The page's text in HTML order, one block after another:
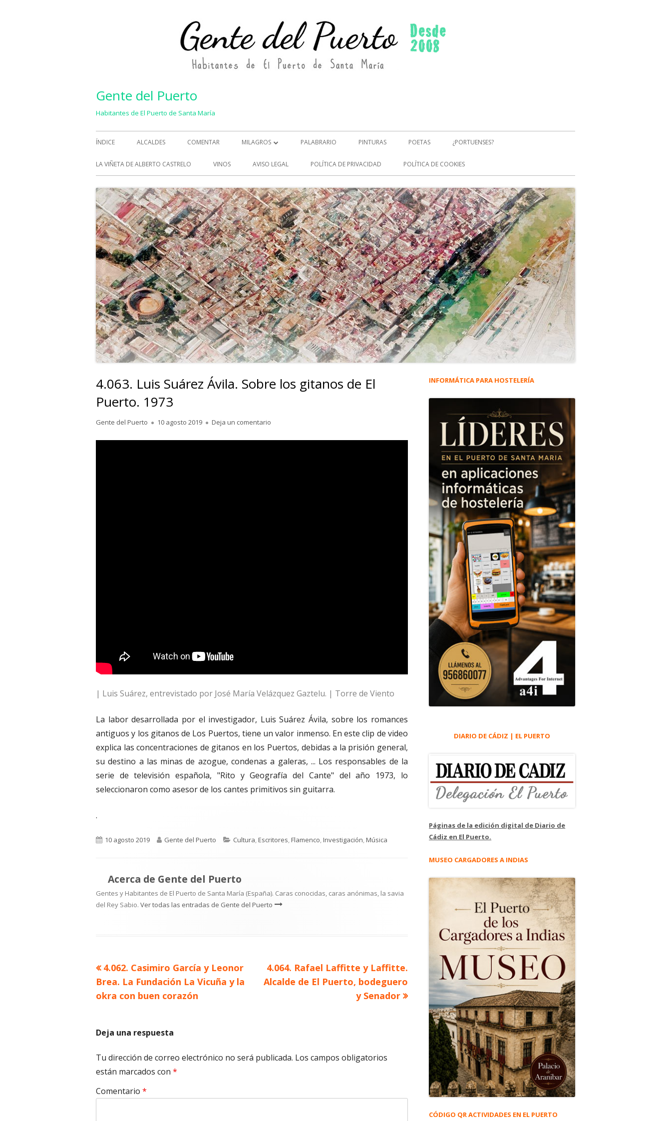
Gente del Puerto
Habitantes de El Puerto de Santa María
Menú
principal
ÍNDICE ALCALDES COMENTAR MILAGROS
MILAGROS (2)
PALABRARIO PINTURAS POETAS ¿PORTUENSES?
LA VIÑETA DE ALBERTO CASTRELO VINOS AVISO LEGAL POLÍTICA DE PRIVACIDAD POLÍTICA DE COOKIES
4.063. Luis Suárez Ávila. Sobre los gitanos de El
Puerto. 1973
Autor
Gente del Puerto
Publicado
10 agosto 2019 Deja un comentario para 4.063. Luis Suárez Ávila. Sobre los gitanos de El Puerto. 1973
| Luis Suárez, entrevistado por José María Velázquez Gaztelu. | Torre de Viento
La labor desarrollada por el investigador, Luis Suárez Ávila, sobre los romances
antiguos y los gitanos de Los Puertos, tiene un valor inmenso. En este clip de video
explica las concentraciones de gitanos en los Puertos, debidas a la prisión general,
su destino a las minas de azogue, condenas a galeras, ... Los responsables de la
serie de televisión española, "Rito y Geografía del Cante" del año 1973, lo
seleccionaron como asesor de los cantes primitivos sin guitarra.
.
Publicado
10 agosto 2019 Autor
Gente del Puerto Categorías
Cultura,Escritores,Flamenco,Investigación,Música
Acerca de Gente del Puerto
Gentes y Habitantes de El Puerto de Santa María (España). Caras conocidas, caras anónimas, la savia
del Rey Sabio. Ver todas las entradas de Gente del Puerto
Navegación
de
Artículo
anterior
4.062. Casimiro García y Leonor
Brea. La Fundación La Vicuña y la
okra con buen corazón
Artículo
siguiente
4.064. Rafael Laffitte y Laffitte.
Alcalde de El Puerto, bodeguero
y Senador
Deja una respuesta
Tu dirección de correo electrónico no será publicada. Los campos obligatorios
están marcados con *
Comentario *
Barra
principal
INFORMÁTICA PARA HOSTELERÍA
DIARIO DE CÁDIZ | EL PUERTO
Páginas de la edición digital de Diario de
Cádiz en El Puerto.
MUSEO CARGADORES A INDIAS
CÓDIGO QR ACTIVIDADES EN EL PUERTO